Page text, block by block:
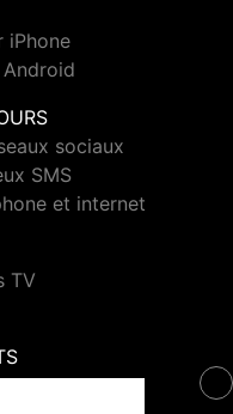
iPhone
sociaux
SMS
et internet
TV